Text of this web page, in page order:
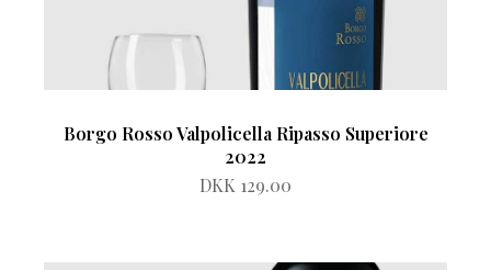
Borgo Rosso Valpolicella Ripasso Superiore
2022
DKK 129.00